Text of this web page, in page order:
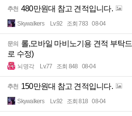
추천 480만원대 참고 견적입니다.
Skywalkers Lv.92 조회 783 08-04
문의 롤,모바일 마비노기용 견적 부탁
로 수정)
뇌명각 Lv.77 조회 848 08-04
추천 150만원대 참고 견적입니다.
Skywalkers Lv.92 조회 818 08-04